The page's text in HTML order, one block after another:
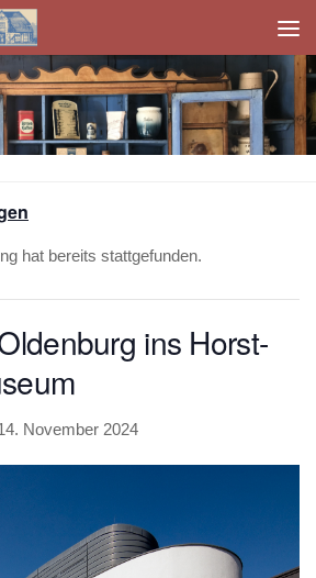
hat bereits stattgefunden.
ins Horst-
November 2024